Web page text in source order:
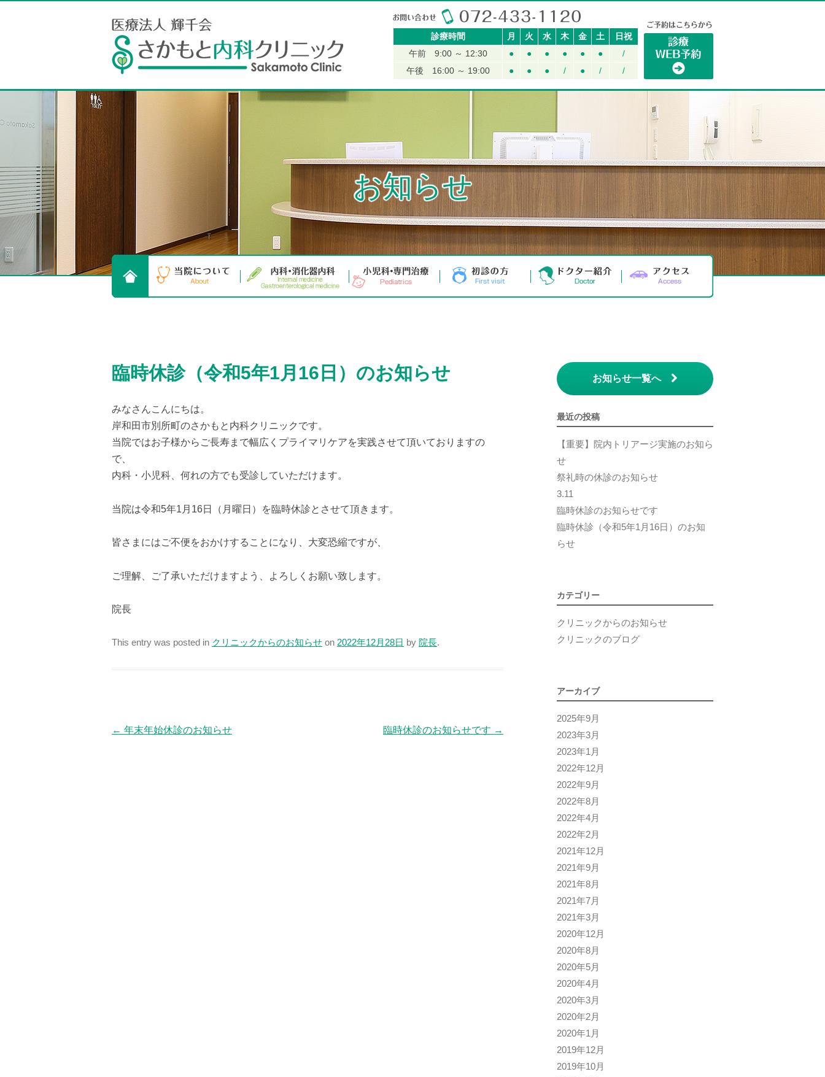
さかもと内科クリニック
診療時間 月 火 水 木 金 土
日祝
午前 9:00 ～ 12:30
● ● ● ● ● ●
/
午後 16:00 ～ 19:00
● ● ● / ● / /
お知らせ
臨時休診（令和5年1月16日）のお知らせ
みなさんこんにちは。
岸和田市別所町のさかもと内科クリニックです。
当院ではお子様からご長寿まで幅広くプライマリケアを実践させて頂いておりますの
で、
内科・小児科、何れの方でも受診していただけます。
当院は令和5年1月16日（月曜日）を臨時休診とさせて頂きます。
皆さまにはご不便をおかけすることになり、大変恐縮ですが、
ご理解、ご了承いただけますよう、よろしくお願い致します。
院長
This entry was posted in クリニックからのお知らせ on 2022年12月28日 by 院長.
Post navigation
← 年末年始休診のお知らせ 臨時休診のお知らせです →
お知らせ一覧へ
最近の投稿
【重要】院内トリアージ実施のお知ら
せ
祭礼時の休診のお知らせ
3.11
臨時休診のお知らせです
臨時休診（令和5年1月16日）のお知
らせ
カテゴリー
クリニックからのお知らせ
クリニックのブログ
アーカイブ
2025年9月
2023年3月
2023年1月
2022年12月
2022年9月
2022年8月
2022年4月
2022年2月
2021年12月
2021年9月
2021年8月
2021年7月
2021年3月
2020年12月
2020年8月
2020年5月
2020年4月
2020年3月
2020年2月
2020年1月
2019年12月
2019年10月